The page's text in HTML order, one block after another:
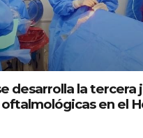
desarrolla la tercera
en el